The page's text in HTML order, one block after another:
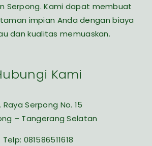
Serpong. Kami dapat membuat
impian Anda dengan biaya
dan kualitas memuaskan.
Kami
Raya Serpong No. 15
– Tangerang Selatan
Telp: 081586511618